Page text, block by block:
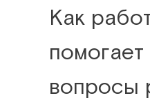
Как
вопросы